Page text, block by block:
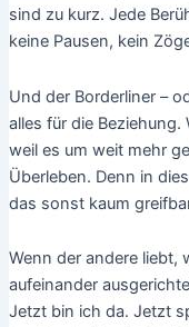
sind zu kurz. Jede
keine Pausen, kein
Und der Borderliner –
alles für die Beziehung.
weil es um weit mehr
Überleben. Denn in
das sonst kaum
Wenn der andere liebt,
aufeinander
Jetzt bin ich da. Jetzt